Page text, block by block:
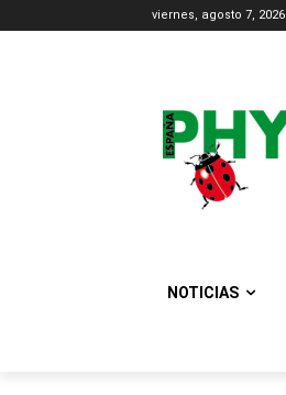
viernes, agosto 7, 2026
NOTICIAS